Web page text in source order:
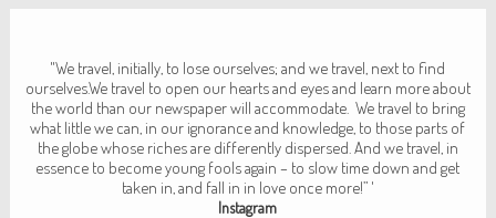
"We travel, initially, to lose ourselves; and we travel, next to find
ourselves.We travel to open our hearts and eyes and learn more about
the world than our newspaper will accommodate. We travel to bring
what little we can, in our ignorance and knowledge, to those parts of
the globe whose richesare differently dispersed. And we travel, in
essence to become young fools again– to slow time down and get
taken in, and fall in in love once more!” '
Instagram